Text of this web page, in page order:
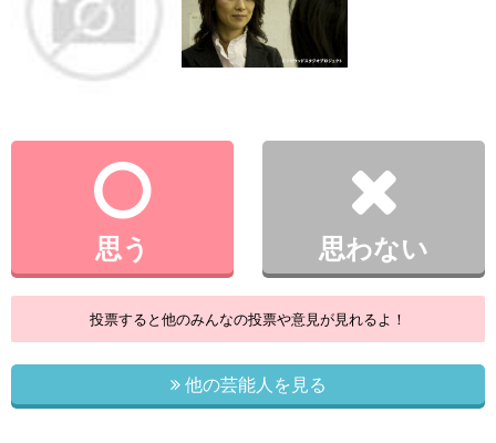
思う 思わない
投票すると他のみんなの投票や意見が見れるよ！
他の芸能人を見る